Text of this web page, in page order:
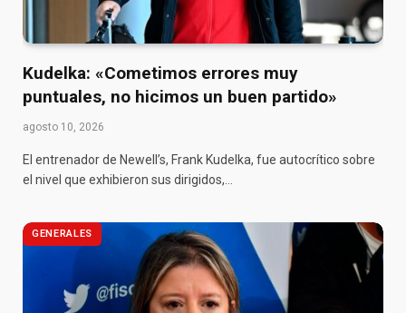
Kudelka: «Cometimos errores muy
puntuales, no hicimos un buen partido»
agosto 10, 2026
El entrenador de Newell’s, Frank Kudelka, fue autocrítico sobre
el nivel que exhibieron sus dirigidos,…
GENERALES